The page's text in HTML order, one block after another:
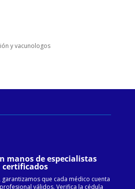
y vacunologos
manos de especialistas
certificados
que cada médico cuenta
válidos. Verifica la cédula